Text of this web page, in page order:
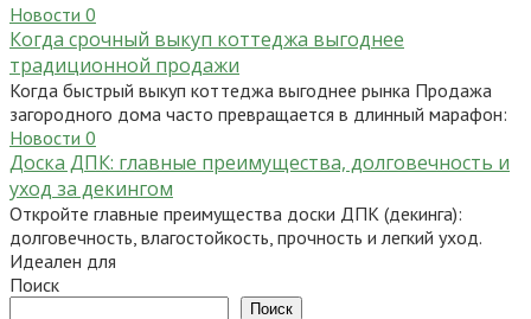
Новости 0
Когда срочный выкуп коттеджа выгоднее
традиционной продажи
Когда быстрый выкуп коттеджа выгоднее рынка Продажа
загородного дома часто превращается в длинный марафон:
Новости 0
Доска ДПК: главные преимущества, долговечность и
уход за декингом
Откройте главные преимущества доски ДПК (декинга):
долговечность, влагостойкость, прочность и легкий уход.
Идеален для
Поиск
Поиск